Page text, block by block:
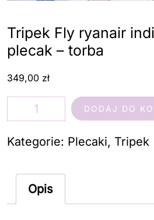
Tripek Fly ryanair
plecak – torba
349,00 zł
Tripek
Fly
indiana
jones
DODAJ DO
Kategorie: Plecaki, Tripek
Opis